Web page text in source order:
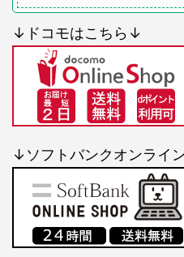
↓ドコモはこちら↓
↓ソフトバンクオンライ